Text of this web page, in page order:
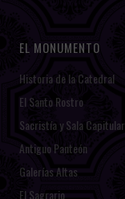
EL MONUMENTO
Historia de la Catedral
El Santo Rostro
Sacristía y Sala Capitular
Antiguo Panteón
Galerías Altas
El Sagrario